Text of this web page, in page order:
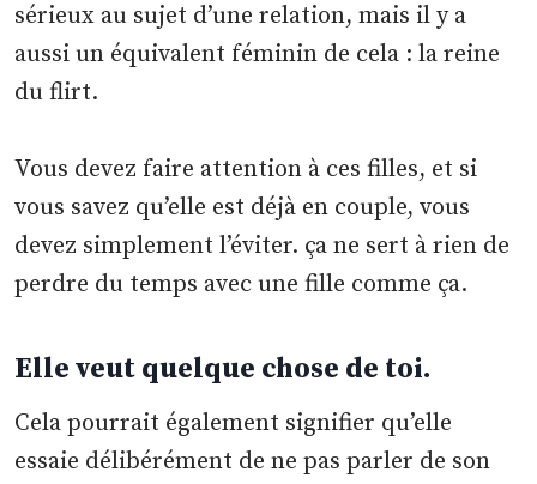
sérieux au sujet d’une relation, mais il y a
aussi un équivalent féminin de cela : la reine
du flirt.
Vous devez faire attention à ces filles, et si
vous savez qu’elle est déjà en couple, vous
devez simplement l’éviter. ça ne sert à rien de
perdre du temps avec une fille comme ça.
Elle veut quelque chose de toi.
Cela pourrait également signifier qu’elle
essaie délibérément de ne pas parler de son